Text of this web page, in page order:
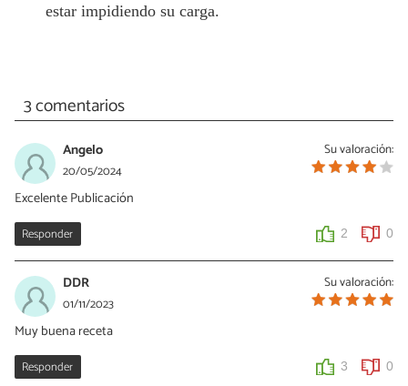
estar impidiendo su carga.
3 comentarios
Su valoración:
Angelo
20/05/2024
Excelente Publicación
Responder 2 0
Su valoración:
DDR
01/11/2023
Muy buena receta
Responder 3 0